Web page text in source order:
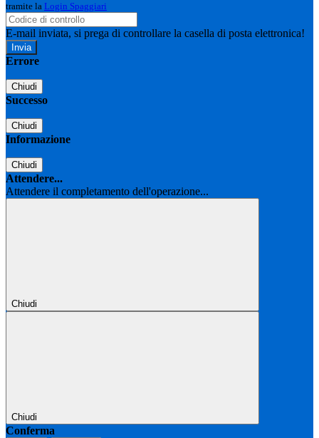
tramite la Login Spaggiari
E-mail inviata, si prega di controllare la casella di posta elettronica!
Errore
Chiudi
Successo
Chiudi
Informazione
Chiudi
Attendere...
Attendere il completamento dell'operazione...
Chiudi
Chiudi
Conferma